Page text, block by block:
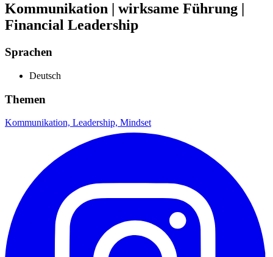
Kommunikation | wirksame Führung |
Financial Leadership
Sprachen
Deutsch
Themen
Kommunikation, Leadership, Mindset